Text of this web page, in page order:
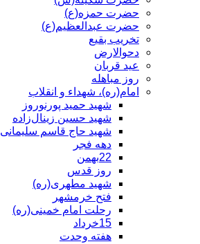
حضرت حمزه(ع)
حضرت عبدالعظیم(ع)
تخریب بقیع
دحوالارض
عید قربان
روز مباهله
امام(ره)، شهداء و انقلاب
شهید حمید پورنوروز
شهید حسین زینال‌زاده
شهید حاج قاسم سلیمانی
دهه فجر
22بهمن
روز قدس
شهید مطهری(ره)
فتح خرمشهر
رحلت امام خمینی(ره)
15خرداد
هفته وحدت